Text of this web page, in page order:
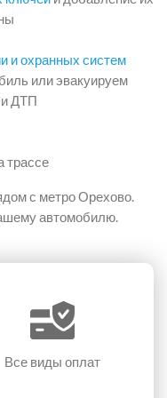
и охранных систем
или эвакуируем
ДТП
трассе
с метро Орехово.
автомобилю.
Все виды оплат